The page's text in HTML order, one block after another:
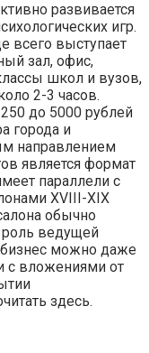
развивается
игр.
всего выступает
зал, офис,
школ и вузов,
2-3 часов.
до 5000 рублей
города и
направлением
является формат
параллели с
XVIII-XIX
обычно
роль ведущей
бизнес можно даже
с вложениями от
здесь.